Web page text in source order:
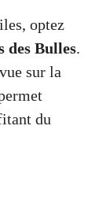
optez
des Bulles.
sur la
du